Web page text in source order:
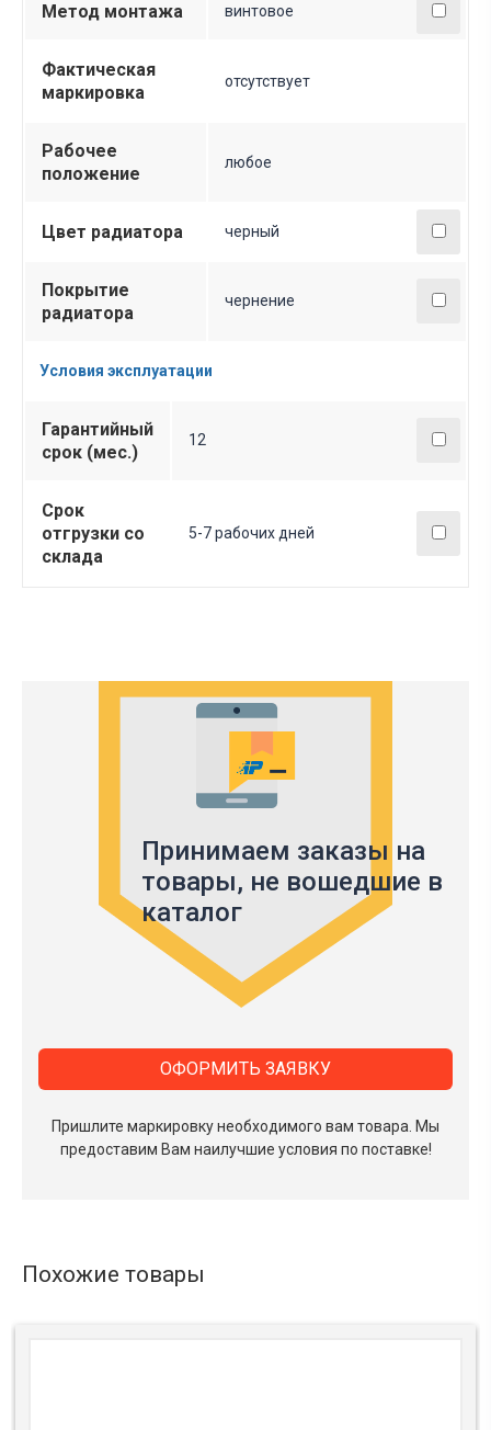
Метод монтажа винтовое
Фактическая
маркировка
отсутствует
Рабочее
положение
любое
Цвет радиатора черный
Покрытие
радиатора
чернение
Условия эксплуатации
Гарантийный
срок (мес.)
12
Срок
отгрузки со
склада
5-7 рабочих дней
Принимаем заказы на
товары, не вошедшие в
каталог
Пришлите маркировку необходимого вам товара. Мы
предоставим Вам наилучшие условия по поставке!
ОФОРМИТЬ ЗАЯВКУ
Похожие товары